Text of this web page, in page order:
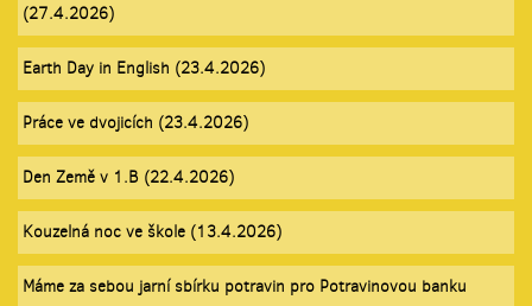
(27.4.2026)
Earth Day in English (23.4.2026)
Práce ve dvojicích (23.4.2026)
Den Země v 1.B (22.4.2026)
Kouzelná noc ve škole (13.4.2026)
Máme za sebou jarní sbírku potravin pro Potravinovou banku